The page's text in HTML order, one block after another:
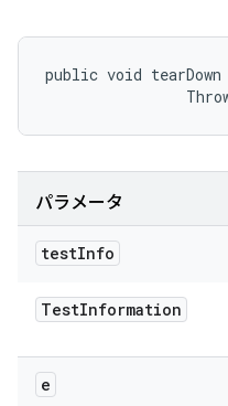
public void
パラメータ
testInfo
TestInformation
e